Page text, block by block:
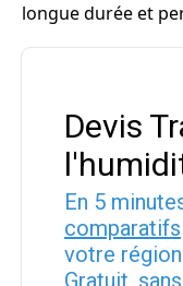
longue durée et
Devis
En 5
comparatifs
votre
Gratuit,